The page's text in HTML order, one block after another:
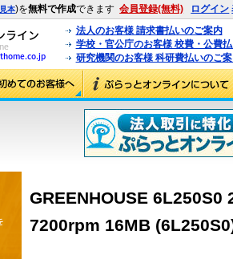
見本)を無料で作成できます 会員登録(無料) ログイン
法人のお客様 請求書払いのご案内
学校・官公庁のお客様 校費・公費
研究機関のお客様 科研費払いのご
GREENHOUSE
7200rpm 16MB